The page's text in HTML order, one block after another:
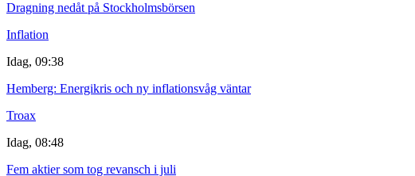
Dragning nedåt på Stockholmsbörsen
Inflation
Idag, 09:38
Hemberg: Energikris och ny inflationsvåg väntar
Troax
Idag, 08:48
Fem aktier som tog revansch i juli